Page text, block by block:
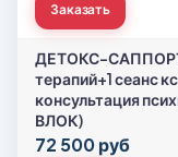
Заказать
ДЕТОКС-
терапий+1 сеанс
консультация
ВЛОК)
72 500 руб